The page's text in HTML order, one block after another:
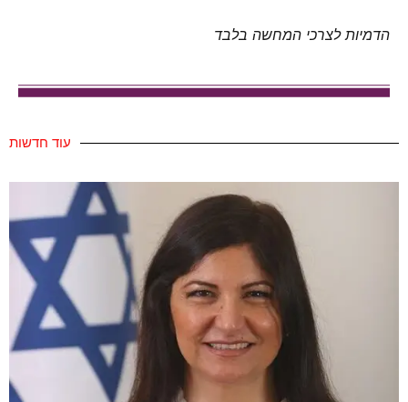
הדמיות לצרכי המחשה בלבד
עוד חדשות